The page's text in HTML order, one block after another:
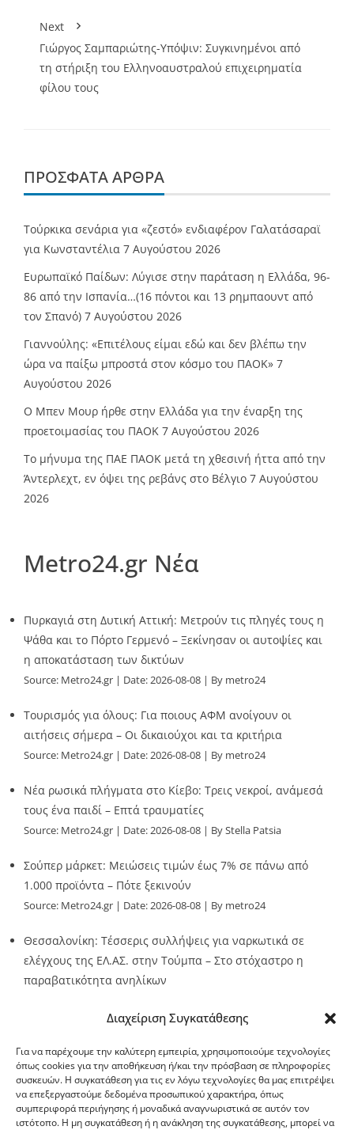
Διαχείριση Συγκατάθεσης
Για να παρέχουμε την καλύτερη εμπειρία, χρησιμοποιούμε τεχνολογίες
όπως cookies για την αποθήκευση ή/και την πρόσβαση σε πληροφορίες
συσκευών. Η συγκατάθεση για τις εν λόγω τεχνολογίες θα μας επιτρέψει
να επεξεργαστούμε δεδομένα προσωπικού χαρακτήρα, όπως
συμπεριφορά περιήγησης ή μοναδικά αναγνωριστικά σε αυτόν τον
ιστότοπο. Η μη συγκατάθεση ή η ανάκληση της συγκατάθεσης, μπορεί να
Next
Γιώργος Σαμπαριώτης-Υπόψιν: Συγκινημένοι από
τη στήριξη του Ελληνοαυστραλού επιχειρηματία
φίλου τους
ΠΡΌΣΦΑΤΑ ΆΡΘΡΑ
Τούρκικα σενάρια για «ζεστό» ενδιαφέρον Γαλατάσαραϊ
για Κωνσταντέλια 7 Αυγούστου 2026
Ευρωπαϊκό Παίδων: Λύγισε στην παράταση η Ελλάδα, 96-
86 από την Ισπανία…(16 πόντοι και 13 ρημπαουντ από
τον Σπανό) 7 Αυγούστου 2026
Γιαννούλης: «Επιτέλους είμαι εδώ και δεν βλέπω την
ώρα να παίξω μπροστά στον κόσμο του ΠΑΟΚ» 7
Αυγούστου 2026
O Mπεν Μουρ ήρθε στην Ελλάδα για την έναρξη της
προετοιμασίας του ΠΑΟΚ 7 Αυγούστου 2026
Το μήνυμα της ΠΑΕ ΠΑΟΚ μετά τη χθεσινή ήττα από την
Άντερλεχτ, εν όψει της ρεβάνς στο Βέλγιο 7 Αυγούστου
2026
Metro24.gr Νέα
Πυρκαγιά στη Δυτική Αττική: Μετρούν τις πληγές τους η
Ψάθα και το Πόρτο Γερμενό – Ξεκίνησαν οι αυτοψίες και
η αποκατάσταση των δικτύων
Source: Metro24.gr Date: 2026-08-08 By metro24
Τουρισμός για όλους: Για ποιους ΑΦΜ ανοίγουν οι
αιτήσεις σήμερα – Οι δικαιούχοι και τα κριτήρια
Source: Metro24.gr Date: 2026-08-08 By metro24
Νέα ρωσικά πλήγματα στο Κίεβο: Τρεις νεκροί, ανάμεσά
τους ένα παιδί – Επτά τραυματίες
Source: Metro24.gr Date: 2026-08-08 By Stella Patsia
Σούπερ μάρκετ: Μειώσεις τιμών έως 7% σε πάνω από
1.000 προϊόντα – Πότε ξεκινούν
Source: Metro24.gr Date: 2026-08-08 By metro24
Θεσσαλονίκη: Τέσσερις συλλήψεις για ναρκωτικά σε
ελέγχους της ΕΛ.ΑΣ. στην Τούμπα – Στο στόχαστρο η
παραβατικότητα ανηλίκων
G-point.gr